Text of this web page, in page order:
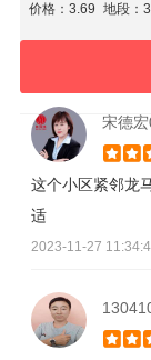
价格：3.69 地段：
宋德宏
这个小区紧邻龙
适
2023-11-27